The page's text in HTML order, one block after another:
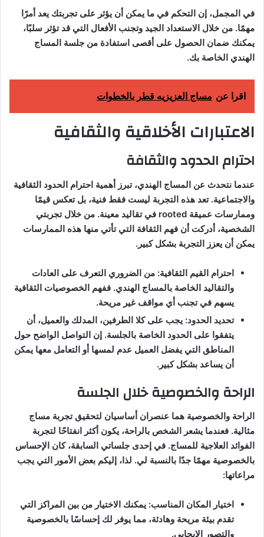
في المجمل، إن التحكم في ما يمكن أن يؤثر على تجربتك يعد أمرًا
مهمًا. من خلال الاستعداد الجيد وتجنب الأفعال التي قد تؤثر سلبًا،
يمكنك ضمان الحصول على أقصى استفادة من جلسة المساج
الهندي الخاصة بك.
اقرا عن مساج العزيزيه قطر بالخطوات
الاعتبارات الأخلاقية والثقافية
احترام الحدود والثقافة
عندما نتحدث عن المساج الهندي، تبرز أهمية احترام الحدود الثقافية
والاجتماعية. تعد هذه التجربة ليست فقط فنية، بل تعكس قيمًا
وممارسات عميقة rooted في تقاليد معينة. من خلال تجربتي
الشخصية، أدركت أن فهم الثقافة التي تأتي منها هذه الممارسات
يمكن أن يعزز التجربة بشكل كبير.
احترام القيم الثقافية: من الضروري التعرف على العادات
والتقاليد الخاصة بالمساج الهندي. ففهم الخصوصيات الثقافية
يسهم في تجنب أي مواقف غير مريحة.
تحديد الحدود: يجب على كلا الطرفين، المدلك والعميل، أن
يتفقوا على الحدود الخاصة بالجلسة. إن التواصل الواضح حول
المناطق التي يفضل العميل عدم لمسها أو التعامل معها يمكن
أن يساعد بشكل كبير.
الراحة والخصوصية خلال الجلسة
الراحة والخصوصية هما عنصران أساسيان لتحقيق تجربة مساج
مثالية. فعندما يشعر الشخص بالراحة، يكون أكثر انفتاحًا لتجربة
الفوائد العلاجية للمساج. في إحدى جلساتي السابقة، كان الإحساس
بالخصوصية مهمًا جدًا بالنسبة لي. لذا، إليكم بعض الأمور التي يجب
مراعاتها:
اختيار المكان المناسب: يمكنك الاختيار من بين المراكز التي
تقدم بيئة مريحة وهادئة، مما يوفر لك إحساسًا بالخصوصية
والتصور الإيجابي.